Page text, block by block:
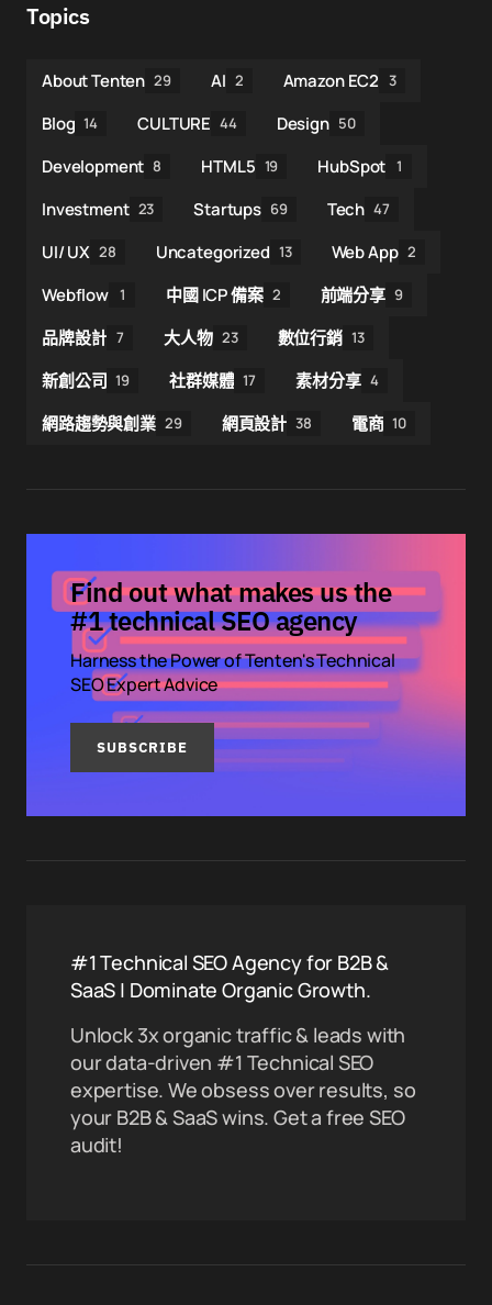
Topics
About Tenten 29 AI 2 Amazon EC2 3
Blog 14 CULTURE 44 Design 50
Development 8 HTML5 19 HubSpot 1
Investment 23 Startups 69 Tech 47
UI/ UX 28 Uncategorized 13 Web App 2
Webflow 1 中國 ICP 備案 2 前端分享 9
品牌設計 7 大人物 23 數位行銷 13
新創公司 19 社群媒體 17 素材分享 4
網路趨勢與創業 29 網頁設計 38 電商 10
Find out what makes us the
#1 technical SEO agency
Harness the Power of Tenten's Technical
SEO Expert Advice
SUBSCRIBE
#1 Technical SEO Agency for B2B &
SaaS | Dominate Organic Growth.
Unlock 3x organic traffic & leads with
our data-driven #1 Technical SEO
expertise. We obsess over results, so
your B2B & SaaS wins. Get a free SEO
audit!